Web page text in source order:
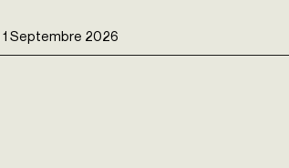
1 Septembre 2026